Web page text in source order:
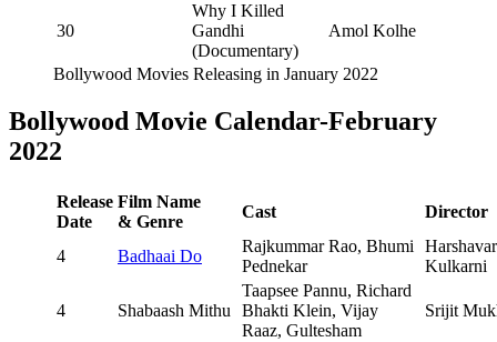
30
Why I Killed
Gandhi
(Documentary)
Amol Kolhe
Bollywood Movies Releasing in January 2022
Bollywood Movie Calendar-February
2022
Release
Date
Film Name
& Genre
Cast Director
4 Badhaai Do
Rajkummar Rao, Bhumi
Pednekar
Kulkarni
4 Shabaash Mithu
Taapsee Pannu, Richard
Bhakti Klein, Vijay
Raaz, Gultesham
Srijit